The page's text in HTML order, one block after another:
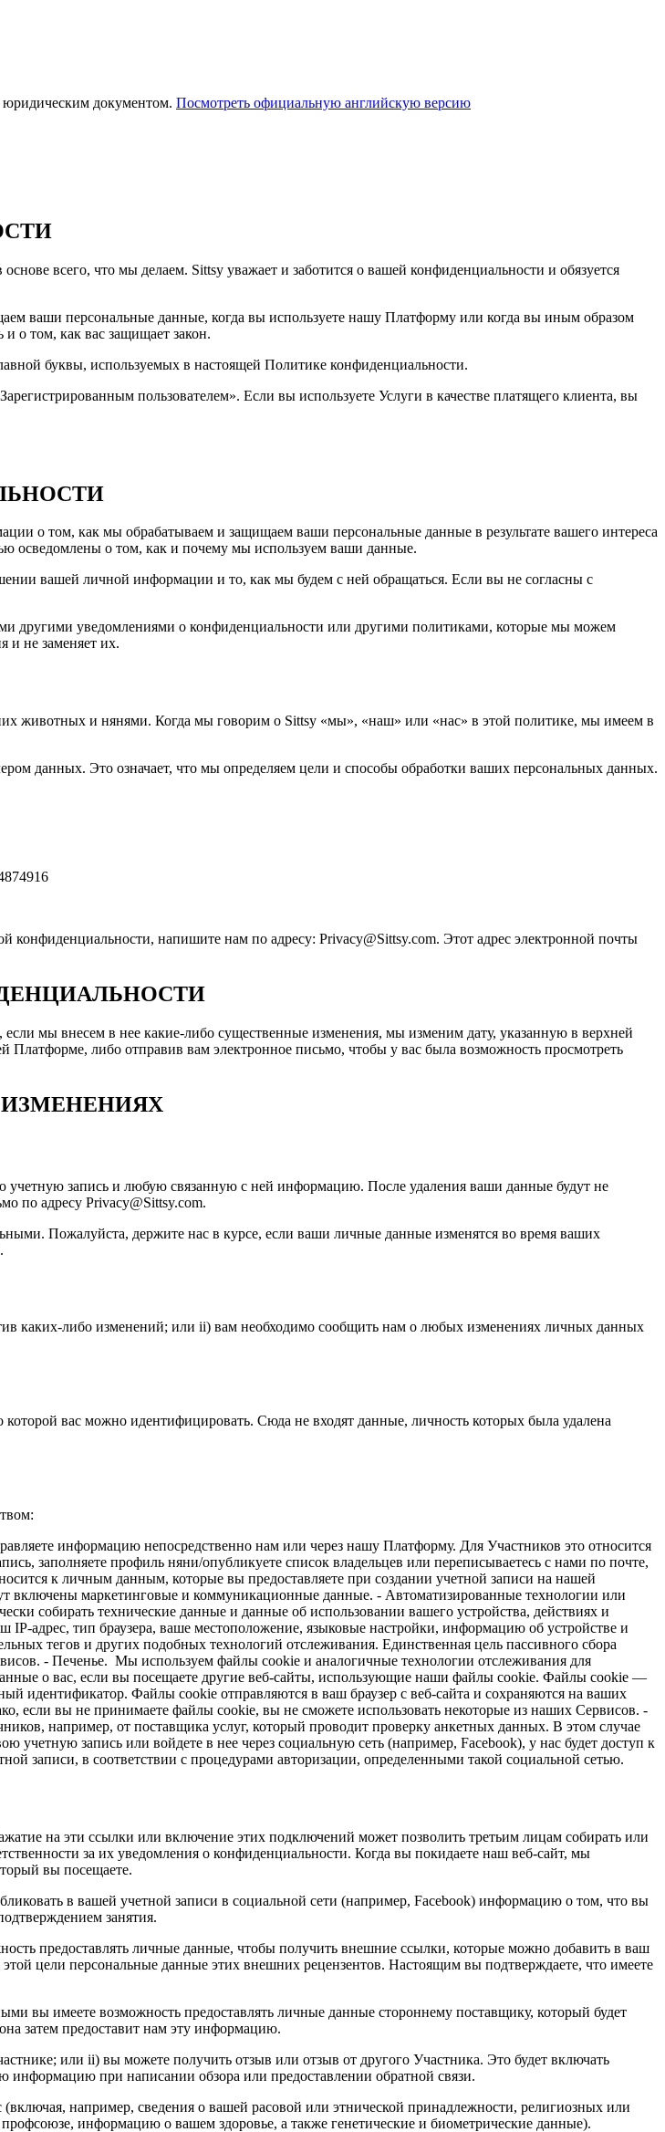
юридическим документом. Посмотреть официальную английскую версию
всего, что мы делаем. Sittsy уважает и заботится о вашей конфиденциальности и обязуется
ваши персональные данные, когда вы используете нашу Платформу или когда вы иным образом
о том, как вас защищает закон.
буквы, используемых в настоящей Политике конфиденциальности.
пользователем». Если вы используете Услуги в качестве платящего клиента, вы
о том, как мы обрабатываем и защищаем ваши персональные данные в результате вашего интереса
осведомлены о том, как и почему мы используем ваши данные.
вашей личной информации и то, как мы будем с ней обращаться. Если вы не согласны с
другими уведомлениями о конфиденциальности или другими политиками, которые мы можем
и не заменяет их.
животных и нянями. Когда мы говорим о Sittsy «мы», «наш» или «нас» в этой политике, мы имеем в
данных. Это означает, что мы определяем цели и способы обработки ваших персональных данных.
конфиденциальности, напишите нам по адресу: Privacy@Sittsy.com. Этот адрес электронной почты
мы внесем в нее какие-либо существенные изменения, мы изменим дату, указанную в верхней
либо отправив вам электронное письмо, чтобы у вас была возможность просмотреть
учетную запись и любую связанную с ней информацию. После удаления ваши данные будут не
по адресу Privacy@Sittsy.com.
Пожалуйста, держите нас в курсе, если ваши личные данные изменятся во время ваших
каких-либо изменений; или ii) вам необходимо сообщить нам о любых изменениях личных данных
вас можно идентифицировать. Сюда не входят данные, личность которых была удалена
информацию непосредственно нам или через нашу Платформу. Для Участников это относится
заполняете профиль няни/опубликуете список владельцев или переписываетесь с нами по почте,
к личным данным, которые вы предоставляете при создании учетной записи на нашей
включены маркетинговые и коммуникационные данные. - Автоматизированные технологии или
собирать технические данные и данные об использовании вашего устройства, действиях и
адрес, тип браузера, ваше местоположение, языковые настройки, информацию об устройстве и
тегов и других подобных технологий отслеживания. Единственная цель пассивного сбора
- Печенье. Мы используем файлы cookie и аналогичные технологии отслеживания для
о вас, если вы посещаете другие веб-сайты, использующие наши файлы cookie. Файлы cookie —
идентификатор. Файлы cookie отправляются в ваш браузер с веб-сайта и сохраняются на ваших
если вы не принимаете файлы cookie, вы не сможете использовать некоторые из наших Сервисов. -
например, от поставщика услуг, который проводит проверку анкетных данных. В этом случае
запись или войдете в нее через социальную сеть (например, Facebook), у нас будет доступ к
записи, в соответствии с процедурами авторизации, определенными такой социальной сетью.
на эти ссылки или включение этих подключений может позволить третьим лицам собирать или
за их уведомления о конфиденциальности. Когда вы покидаете наш веб-сайт, мы
вы посещаете.
в вашей учетной записи в социальной сети (например, Facebook) информацию о том, что вы
занятия.
предоставлять личные данные, чтобы получить внешние ссылки, которые можно добавить в ваш
цели персональные данные этих внешних рецензентов. Настоящим вы подтверждаете, что имеете
вы имеете возможность предоставлять личные данные стороннему поставщику, который будет
затем предоставит нам эту информацию.
или ii) вы можете получить отзыв или отзыв от другого Участника. Это будет включать
при написании обзора или предоставлении обратной связи.
например, сведения о вашей расовой или этнической принадлежности, религиозных или
информацию о вашем здоровье, а также генетические и биометрические данные).